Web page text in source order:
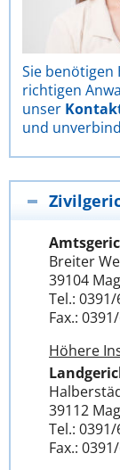
Sie benötigen
richtigen
unser
und
Breiter
39104
Tel.:
Fax.:
Höhere
39112
Tel.:
Fax.: